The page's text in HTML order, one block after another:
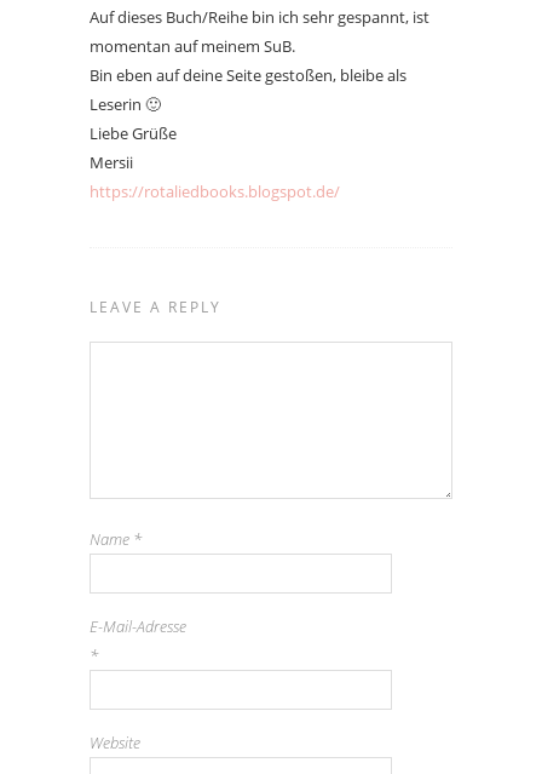
Auf dieses Buch/Reihe bin ich sehr gespannt, ist
momentan auf meinem SuB.
Bin eben auf deine Seite gestoßen, bleibe als
Leserin 🙂
Liebe Grüße
Mersii
https://rotaliedbooks.blogspot.de/
LEAVE A REPLY
Name *
E-Mail-Adresse
*
Website